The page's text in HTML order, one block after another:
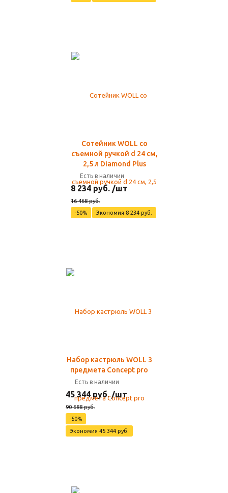
Сотейник WOLL со
съемной ручкой d 24 см,
2,5 л Diamond Plus
Есть в наличии
8 234 руб. /шт
16 468 руб.
-50%
Экономия 8 234 руб.
Набор кастрюль WOLL 3
предмета Concept pro
Есть в наличии
45 344 руб. /шт
90 688 руб.
-50%
Экономия 45 344 руб.